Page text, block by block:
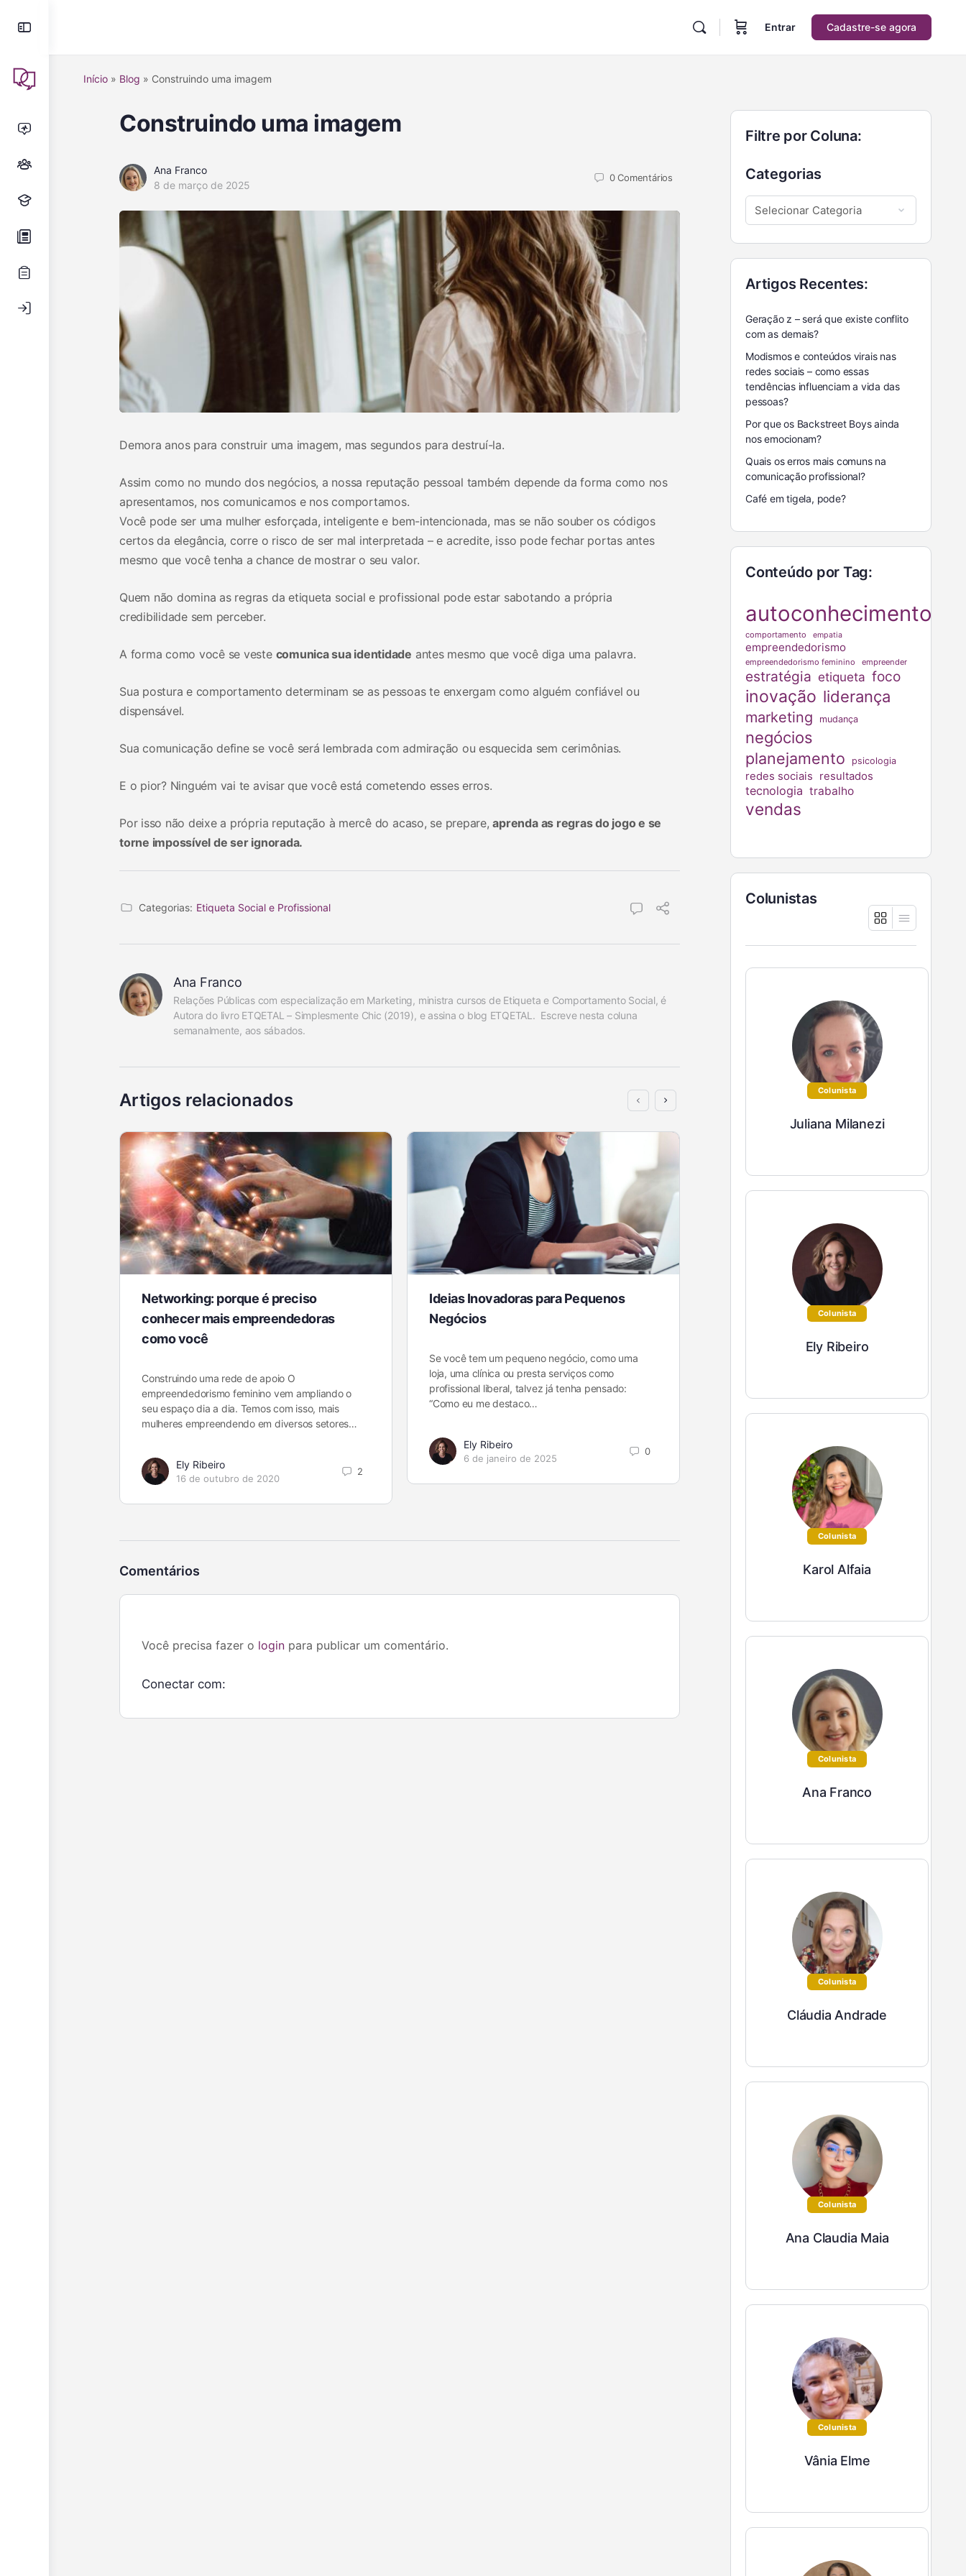
Entrar Cadastre-se agora
Início » Blog » Construindo uma imagem
Construindo uma imagem
Ana Franco
8 de março de 2025
0Comentários
Demora anos para construir uma imagem, mas segundos para destruí-la.
Assim como no mundo dos negócios, a nossa reputação pessoal também depende da forma como nos
apresentamos, nos comunicamos e nos comportamos.
Você pode ser uma mulher esforçada, inteligente e bem-intencionada, mas se não souber os códigos
certos da elegância, corre o risco de ser mal interpretada – e acredite, isso pode fechar portas antes
mesmo que você tenha a chance de mostrar o seu valor.
Quem não domina as regras da etiqueta social e profissional pode estar sabotando a própria
credibilidade sem perceber.
A forma como você se veste comunica sua identidade antes mesmo que você diga uma palavra.
Sua postura e comportamento determinam se as pessoas te enxergam como alguém confiável ou
dispensável.
Sua comunicação define se você será lembrada com admiração ou esquecida sem cerimônias.
E o pior? Ninguém vai te avisar que você está cometendo esses erros.
Por isso não deixe a própria reputação à mercê do acaso, se prepare,aprenda as regras do jogo e se
torne impossível de ser ignorada.
Categorias: Etiqueta Social e Profissional
Ana Franco
Relações Públicas com especialização em Marketing, ministra cursos de Etiqueta e Comportamento Social, é
Autora do livro ETQETAL – Simplesmente Chic (2019), e assina o blog ETQETAL.  Escreve nesta coluna
semanalmente, aos sábados.
Artigos relacionados
Networking: porque é preciso
conhecer mais empreendedoras
como você
Construindo uma rede de apoio O
empreendedorismo feminino vem ampliando o
seu espaço dia a dia. Temos com isso, mais
mulheres empreendendo em diversos setores…
Ely Ribeiro
16 de outubro de 2020
2
Ideias Inovadoras para Pequenos
Negócios
Se você tem um pequeno negócio, como uma
loja, uma clínica ou presta serviços como
profissional liberal, talvez já tenha pensado:
“Como eu me destaco…
Ely Ribeiro
6 de janeiro de 2025
0
Estratégias para Validar Ideias e
Construir seu Negócio
16 de dezembro de 2024
Comentários
Você precisa fazer o login para publicar um comentário.
Conectar com:
Filtre por Coluna:
Categorias
Artigos Recentes:
Geração z – será que existe conflito
com as demais?
Modismos e conteúdos virais nas
redes sociais – como essas
tendências influenciam a vida das
pessoas?
Por que os Backstreet Boys ainda
nos emocionam?
Quais os erros mais comuns na
comunicação profissional?
Café em tigela, pode?
Conteúdo por Tag:
autoconhecimento
comportamento empatia
empreendedorismo
empreendedorismo feminino empreender
estratégia etiqueta foco
inovação liderança
marketing mudança
negócios
planejamento
psicologia
redes sociais resultados
tecnologia trabalho
vendas
Colunistas
Colunista
Juliana Milanezi
Colunista
Ely Ribeiro
Colunista
Karol Alfaia
Colunista
Ana Franco
Colunista
Cláudia Andrade
Colunista
Ana Claudia Maia
Colunista
Vânia Elme